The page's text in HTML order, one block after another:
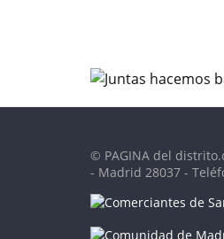
© PAGINA del
- Madrid 28037 -